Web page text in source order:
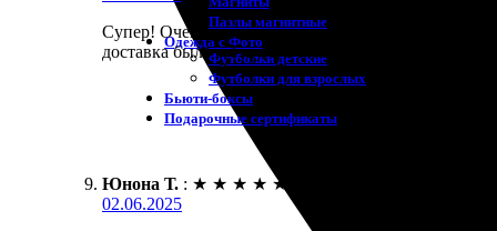
Пазлы магнитные
Одежда с Фото
Футболки детские
Футболки для взрослых
Бьюти-боксы
Подарочные сертификаты
Супер! Очень довольна своей покупкой. Печать
доставка была в Тулу, и с этим проблем не
Юнона Т. : ★ ★ ★ ★ ★
02.06.2025